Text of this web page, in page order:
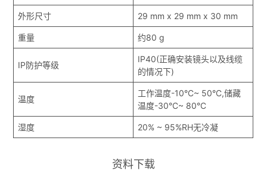
外形尺寸 29 mm x 29 mm x 30 mm
重量 约80 g
IP防护等级
IP40(正确安装镜头以及线缆
的情况下)
温度
工作温度-10°C~ 50°C,储藏
温度-30°C~ 80°C
湿度 20% ~ 95%RH无冷凝
资料下载